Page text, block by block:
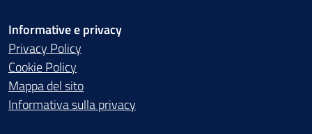
Informative e privacy
Privacy Policy
Cookie Policy
Mappa del sito
Informativa sulla privacy